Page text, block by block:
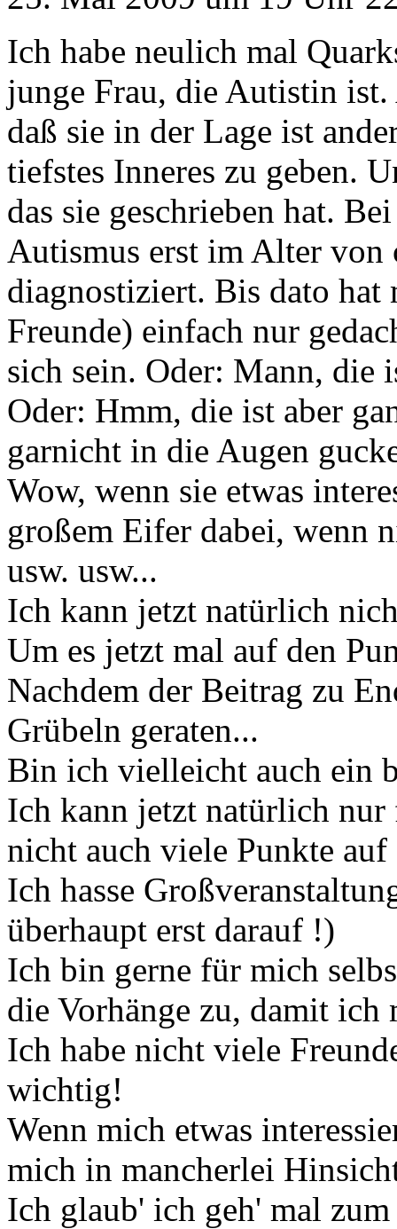
Ich habe neulich mal
junge Frau, die Autistin
daß sie in der Lage ist
tiefstes Inneres zu geben.
das sie geschrieben hat.
Autismus erst im Alter von
diagnostiziert. Bis dato hat
Freunde) einfach nur
sich sein. Oder: Mann, die
Oder: Hmm, die ist aber
garnicht in die Augen
Wow, wenn sie etwas
großem Eifer dabei, wenn
usw. usw...
Ich kann jetzt natürlich
Um es jetzt mal auf den
Nachdem der Beitrag zu
Grübeln geraten...
Bin ich vielleicht auch ein
Ich kann jetzt natürlich nur
nicht auch viele Punkte
Ich hasse
überhaupt erst darauf !)
Ich bin gerne für mich
die Vorhänge zu, damit
Ich habe nicht viele
wichtig!
Wenn mich etwas
mich in mancherlei
Ich glaub' ich geh' mal